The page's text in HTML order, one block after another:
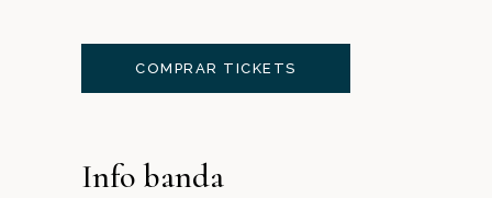
COMPRAR TICKETS
Info banda